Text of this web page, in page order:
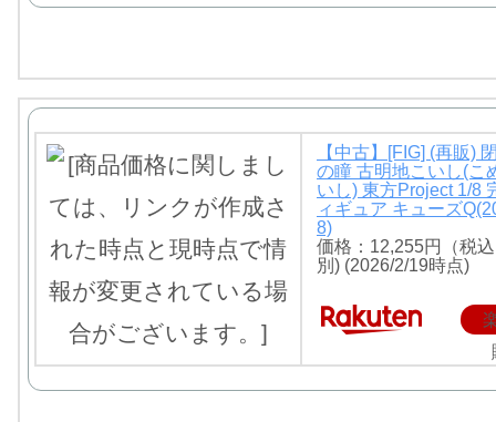
【中古】[FIG] (再販)
の瞳 古明地こいし(こ
いし) 東方Project 1/8
ィギュア キューズ
8)
価格：12,255円（税
別) (2026/2/19時点)